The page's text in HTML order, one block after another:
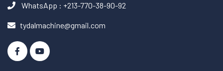
WhatsApp : +213-770-38-90-92
tydalmachine@gmail.com